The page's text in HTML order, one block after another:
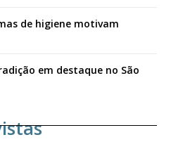
de higiene motivam
em destaque no São